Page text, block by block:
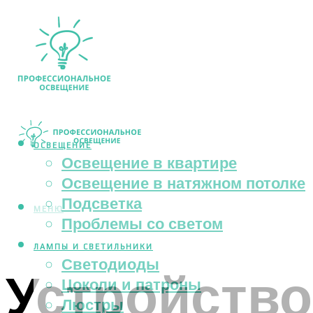
ОСВЕЩЕНИЕ
Освещение в квартире
Освещение в натяжном потолке
Подсветка
Проблемы со светом
ЛАМПЫ И СВЕТИЛЬНИКИ
Светодиоды
Цоколи и патроны
Люстры
МЕНЮ